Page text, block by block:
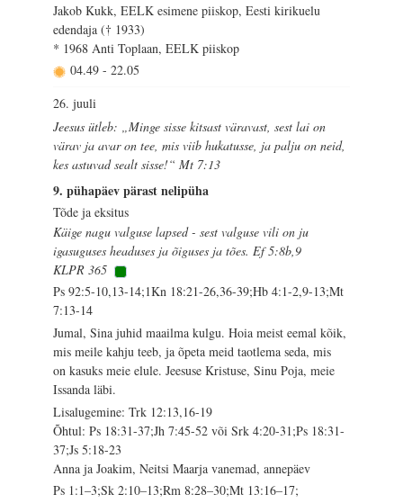
Jakob Kukk, EELK esimene piiskop, Eesti kirikuelu
edendaja († 1933)
* 1968 Anti Toplaan, EELK piiskop
04.49 - 22.05
26. juuli
Jeesus ütleb: „Minge sisse kitsast väravast, sest lai on
värav ja avar on tee, mis viib hukatusse, ja palju on neid,
kes astuvad sealt sisse!“ Mt 7:13
9. pühapäev pärast nelipüha
Tõde ja eksitus
Käige nagu valguse lapsed - sest valguse vili on ju
igasuguses headuses ja õiguses ja tões. Ef 5:8b,9
KLPR 365
Ps 92:5-10,13-14;1Kn 18:21-26,36-39;Hb 4:1-2,9-13;Mt
7:13-14
Jumal, Sina juhid maailma kulgu. Hoia meist eemal kõik,
mis meile kahju teeb, ja õpeta meid taotlema seda, mis
on kasuks meie elule. Jeesuse Kristuse, Sinu Poja, meie
Issanda läbi.
Lisalugemine: Trk 12:13,16-19
Õhtul: Ps 18:31-37;Jh 7:45-52 või Srk 4:20-31;Ps 18:31-
37;Js 5:18-23
Anna ja Joakim, Neitsi Maarja vanemad, annepäev
Ps 1:1–3;Sk 2:10–13;Rm 8:28–30;Mt 13:16–17;